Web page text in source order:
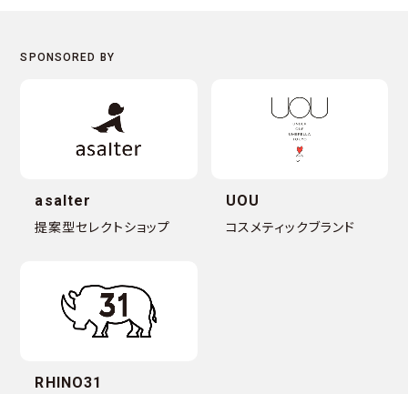
asalter
提案型セレクトショップ
UOU
コスメティックブランド
RHINO31